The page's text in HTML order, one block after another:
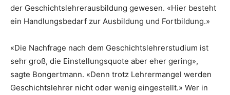
der Geschichtslehrerausbildung gewesen. «Hier besteht
ein Handlungsbedarf zur Ausbildung und Fortbildung.»
«Die Nachfrage nach dem Geschichtslehrerstudium ist
sehr groß, die Einstellungsquote aber eher gering»,
sagte Bongertmann. «Denn trotz Lehrermangel werden
Geschichtslehrer nicht oder wenig eingestellt.» Wer in